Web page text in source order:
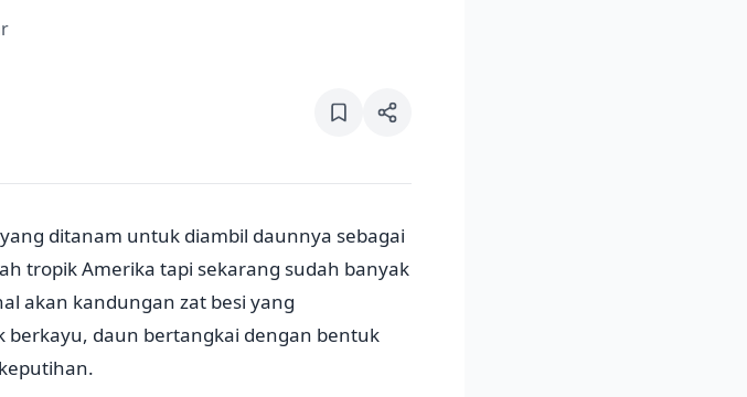
ditanam untuk diambil daunnya sebagai
tropik Amerika tapi sekarang sudah banyak
akan kandungan zat besi yang
daun bertangkai dengan bentuk